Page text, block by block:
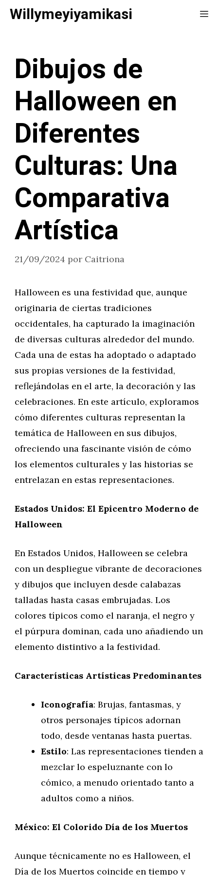
Saltar
Willymeyiyamikasi
Dibujos de
Halloween en
Diferentes
Culturas: Una
Comparativa
Artística
21/09/2024 por Caitriona
Halloween es una festividad que, aunque
originaria de ciertas tradiciones
occidentales, ha capturado la imaginación
de diversas culturas alrededor del mundo.
Cada una de estas ha adoptado o adaptado
sus propias versiones de la festividad,
reflejándolas en el arte, la decoración y las
celebraciones. En este artículo, exploramos
cómo diferentes culturas representan la
temática de Halloween en sus dibujos,
ofreciendo una fascinante visión de cómo
los elementos culturales y las historias se
entrelazan en estas representaciones.
Estados Unidos: El Epicentro Moderno de
Halloween
En Estados Unidos, Halloween se celebra
con un despliegue vibrante de decoraciones
y dibujos que incluyen desde calabazas
talladas hasta casas embrujadas. Los
colores típicos como el naranja, el negro y
el púrpura dominan, cada uno añadiendo un
elemento distintivo a la festividad.
Características Artísticas Predominantes
Iconografía: Brujas, fantasmas, y
otros personajes típicos adornan
todo, desde ventanas hasta puertas.
Estilo: Las representaciones tienden a
mezclar lo espeluznante con lo
cómico, a menudo orientado tanto a
adultos como a niños.
México: El Colorido Día de los Muertos
Aunque técnicamente no es Halloween, el
Día de los Muertos coincide en tiempo y